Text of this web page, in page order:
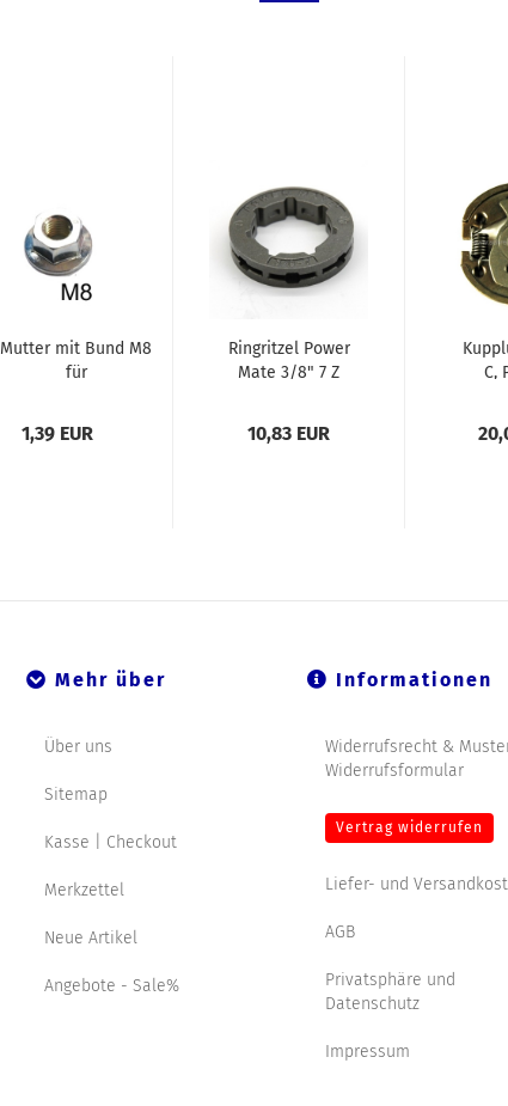
Mutter mit Bund M8
für
1,39 EUR
Ringritzel Power
Mate 3/8" 7 Z
10,83 EUR
C,
Mehr über
Über uns
Sitemap
Kasse | Checkout
Merkzettel
Neue Artikel
Angebote - Sale%
Informationen
Widerrufsrecht &
Widerrufsformular
Vertrag widerrufen
Liefer- und
AGB
Privatsphäre und
Datenschutz
Impressum